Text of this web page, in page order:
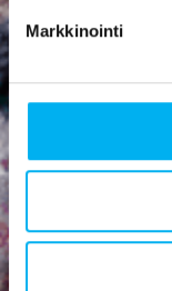
Markkinointi